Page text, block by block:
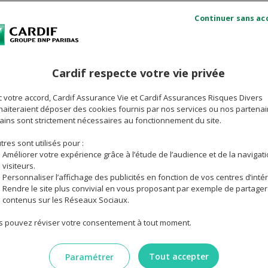
votre boîte aux lettres ?
de colis dans une boîte aux lettres représente une
Français. La prise en charge par l'assurance habitation
la présence d'effraction. Découvrez notre article.
Cardif respecte votre vie privée
votre accord, Cardif Assurance Vie et Cardif Assurances Risques Divers
déposer des cookies fournis par nos services ou nos
sont strictement nécessaires au fonctionnement du site.
sont utilisés pour :
Améliorer votre expérience grâce à l’étude de l’audience et de la
visiteurs.
Personnaliser l’affichage des publicités en fonction de vos centres
Rendre le site plus convivial en vous proposant par exemple de
contenus sur les Réseaux Sociaux.
pouvez réviser votre consentement à tout moment.
Tout accepter
Paramétrer